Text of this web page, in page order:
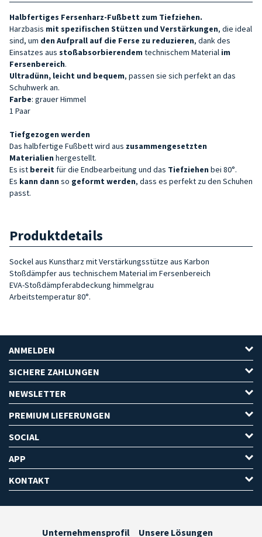
Halbfertiges Fersenharz-Fußbett zum Tiefziehen.
Harzbasis mit spezifischen Stützen und Verstärkungen, die ideal
sind, um den Aufprall auf die Ferse zu reduzieren, dank des
Einsatzes aus stoßabsorbierendem technischem Material im
Fersenbereich.
Ultradünn, leicht und bequem, passen sie sich perfekt an das
Schuhwerk an.
Farbe: grauer Himmel
1 Paar
Tiefgezogen werden
Das halbfertige Fußbett wird aus zusammengesetzten
Materialien hergestellt.
Es ist bereit für die Endbearbeitung und das Tiefziehen bei 80°.
Es kann dann so geformt werden, dass es perfekt zu den Schuhen
passt.
Produktdetails
Sockel aus Kunstharz mit Verstärkungsstütze aus Karbon
Stoßdämpfer aus technischem Material im Fersenbereich
EVA-Stoßdämpferabdeckung himmelgrau
Arbeitstemperatur 80°.
ANMELDEN
SICHERE ZAHLUNGEN
NEWSLETTER
PREMIUM LIEFERUNGEN
SOCIAL
APP
KONTAKT
Unternehmensprofil Unsere Lösungen